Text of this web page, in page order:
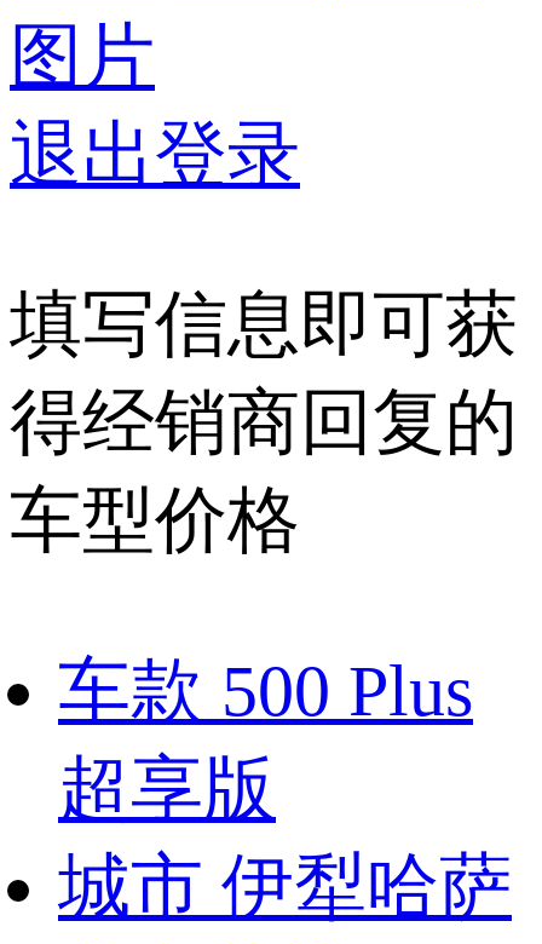
图片
退出登录
填写信息即可获
得经销商回复的
车型价格
车款 500 Plus
超享版
城市 伊犁哈萨